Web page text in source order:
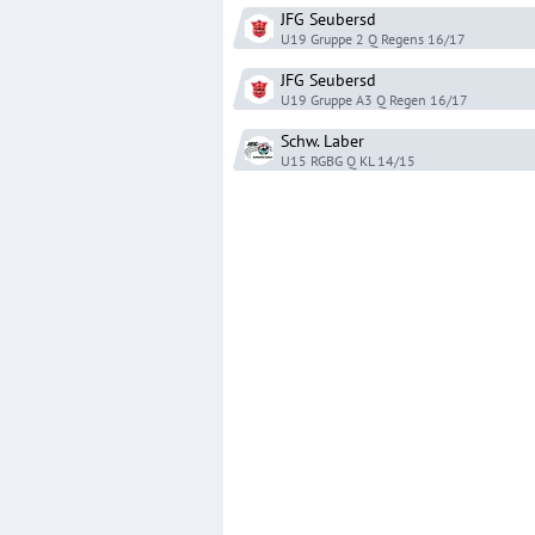
JFG Seubersd
U19 Gruppe 2 Q Regens 16/17
JFG Seubersd
U19 Gruppe A3 Q Regen 16/17
Schw. Laber
U15 RGBG Q KL 14/15